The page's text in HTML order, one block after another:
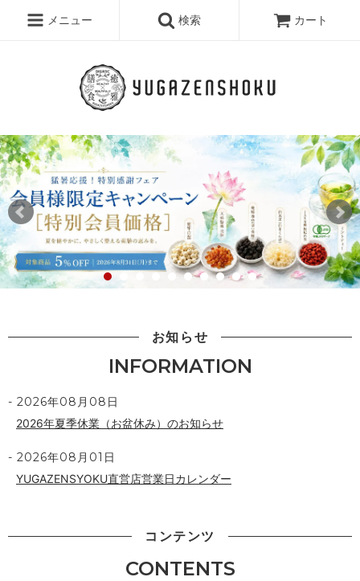
メニュー 検索 カート
お知らせ
INFORMATION
2026年08月08日
2026年夏季休業（お盆休み）のお知らせ
2026年08月01日
YUGAZENSYOKU直営店営業日カレンダー
コンテンツ
CONTENTS